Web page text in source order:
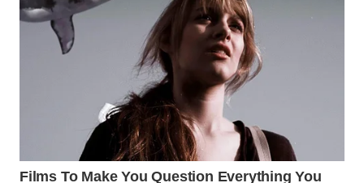
WN
SIMALUNGUN
TENGAH